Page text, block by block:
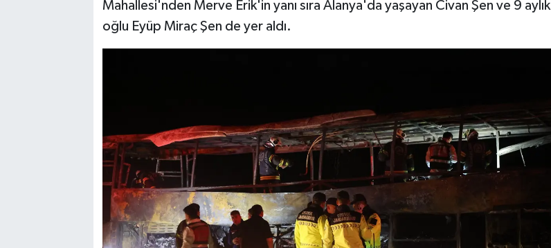
Mahallesi'nden Merve Erik'in yanı sıra Alanya'da yaşayan Civan Şen ve 9 aylık
oğlu Eyüp Miraç Şen de yer aldı.